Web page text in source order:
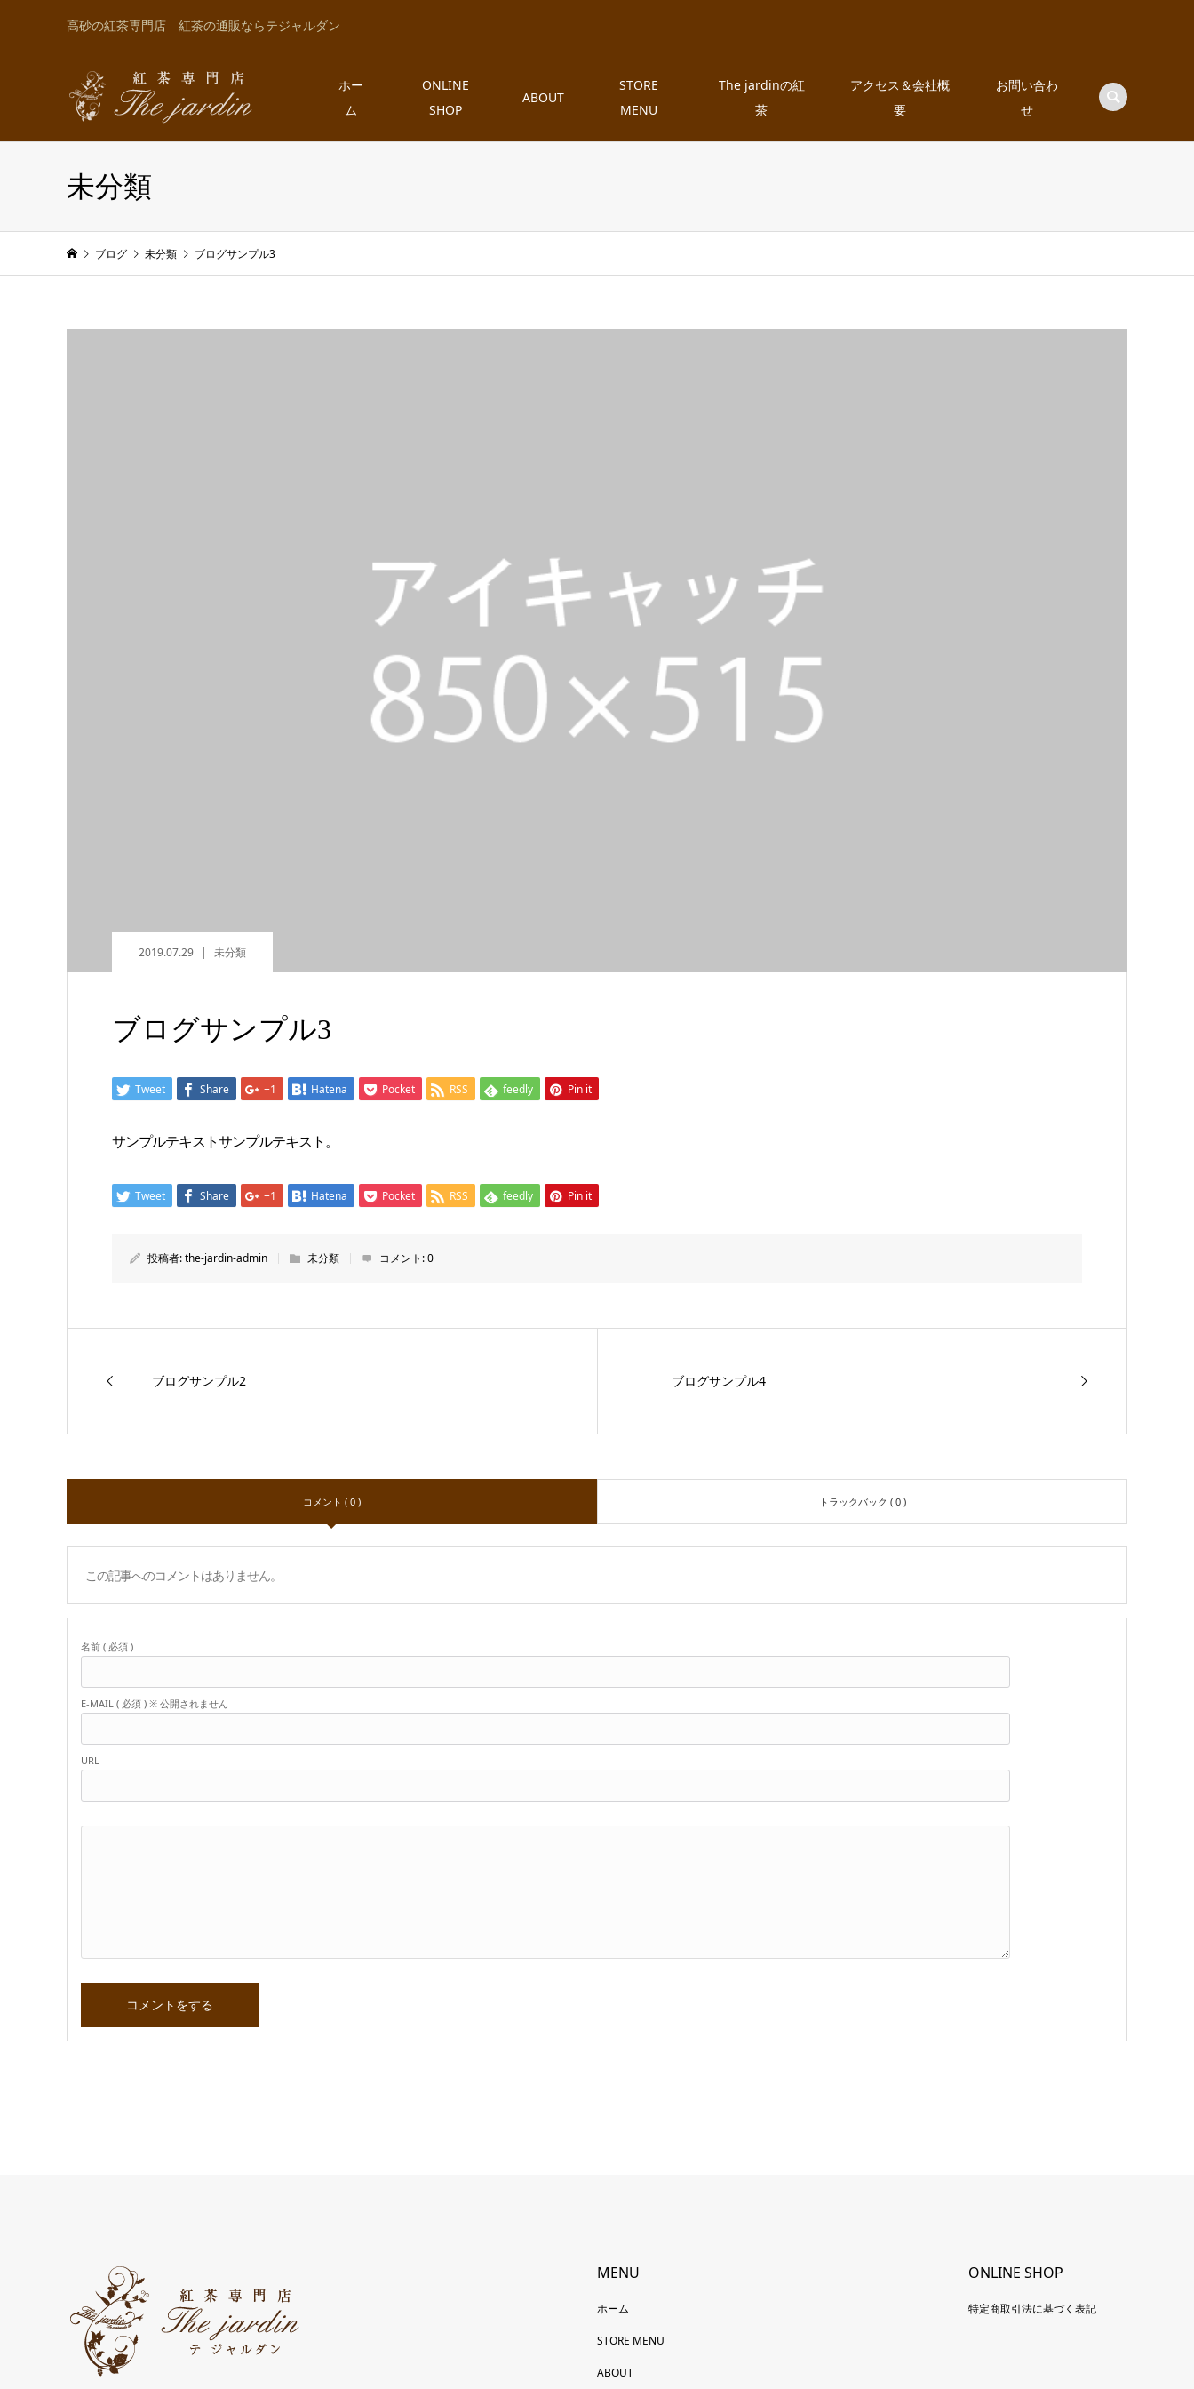
高砂の紅茶専門店 紅茶の通販ならテジャルダン
ホー
ム
ONLINE
SHOP
ABOUT
STORE
MENU
The jardinの紅
茶
アクセス＆会社概
要
お問い合わ
せ
未分類
ブログ 未分類 ブログサンプル3
2019.07.29 未分類
ブログサンプル3
Tweet Share +1 Hatena Pocket RSS feedly Pin it
サンプルテキストサンプルテキスト。
Tweet Share +1 Hatena Pocket RSS feedly Pin it
投稿者:the-jardin-admin 未分類 コメント:0
ブログサンプル2 ブログサンプル4
コメント ( 0 ) トラックバック ( 0 )
この記事へのコメントはありません。
名前 ( 必須 )
E-MAIL ( 必須 ) ※ 公開されません
URL
MENU
ホーム
STORE MENU
ABOUT
ONLINE SHOP
特定商取引法に基づく表記